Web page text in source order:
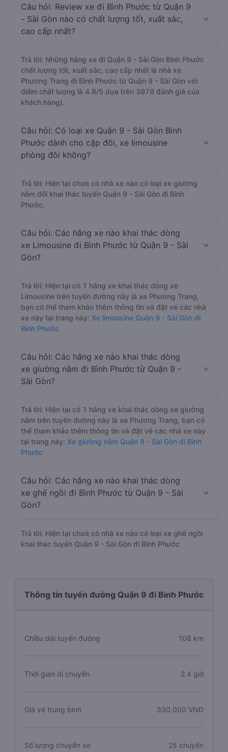
Câu hỏi: Review xe đi Bình Phước từ Quận 9
- Sài Gòn nào có chất lượng tốt, xuất sắc,
cao cấp nhất?
Trả lời: Những hãng xe đi Quận 9 - Sài Gòn Bình Phước
chất lượng tốt, xuất sắc, cao cấp nhất là nhà xe
Phương Trang đi Bình Phước từ Quận 9 - Sài Gòn với
điểm chất lượng là 4.8/5 dựa trên 3978 đánh giá của
khách hàng).
Câu hỏi: Có loại xe Quận 9 - Sài Gòn Bình
Phước dành cho cặp đôi, xe limousine
phòng đôi không?
Trả lời: Hiện tại chưa có nhà xe nào có loại xe giường
nằm đôi khai thác tuyến Quận 9 - Sài Gòn đi Bình
Phước.
Câu hỏi: Các hãng xe nào khai thác dòng
xe Limousine đi Bình Phước từ Quận 9 - Sài
Gòn?
Trả lời: Hiện tại có 1 hãng xe khai thác dòng xe
Limousine trên tuyến đường này là xe Phương Trang,
bạn có thể tham khảo thêm thông tin và đặt vé các nhà
xe này tại trang này: Xe limousine Quận 9 - Sài Gòn đi
Bình Phước
Câu hỏi: Các hãng xe nào khai thác dòng
xe giường nằm đi Bình Phước từ Quận 9 -
Sài Gòn?
Trả lời: Hiện tại có 1 hãng xe khai thác dòng xe giường
nằm trên tuyến đường này là xe Phương Trang, bạn có
thể tham khảo thêm thông tin và đặt vé các nhà xe này
tại trang này: Xe giường nằm Quận 9 - Sài Gòn đi Bình
Phước
Câu hỏi: Các hãng xe nào khai thác dòng
xe ghế ngồi đi Bình Phước từ Quận 9 - Sài
Gòn?
Trả lời: Hiện tại chưa có nhà xe nào có loại xe ghế ngồi
khai thác tuyến Quận 9 - Sài Gòn đi Bình Phước
Thông tin tuyến đường Quận 9 đi Bình Phước
Chiều dài tuyến đường 108 km
Thời gian di chuyển 2.4 giờ
Giá vé trung bình 330.000 VNĐ
Số lượng chuyến xe 25 chuyến